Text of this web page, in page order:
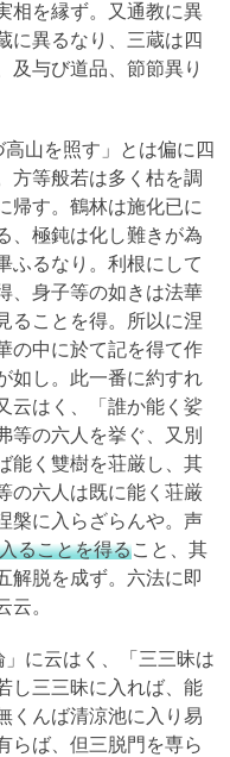
相を縁ず。又通教に異
に異るなり、三蔵は四
及与び道品、節節異り
山を照す」とは偏に四
方等般若は多く枯を調
帰す。鶴林は施化已に
、極鈍は化し難きが為
ふるなり。利根にして
、身子等の如きは法華
ることを得。所以に涅
の中に於て記を得て作
如し。此一番に約すれ
云はく、「誰か能く娑
等の六人を挙ぐ、又別
能く雙樹を荘厳し、其
の六人は既に能く荘厳
槃に入らざらんや。声
ることを得ること、其
解脱を成ず。六法に即
云。
に云はく、「三三昧は
し三三昧に入れば、能
くんば清涼池に入り易
らば、但三脱門を専ら